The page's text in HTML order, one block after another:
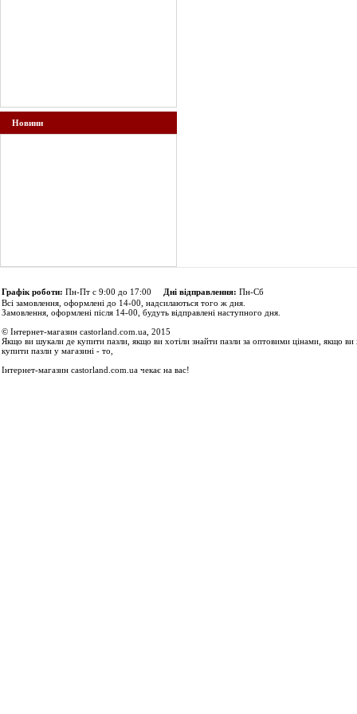
Новини
Графік роботи: Пн-Пт с 9:00 до 17:00 Дні відправлення: Пн-Сб
Всі замовлення, оформлені до 14-00, надсилаються того ж дня.
Замовлення, оформлені після 14-00, будуть відправлені наступного дня.
© Інтернет-магазин castorland.com.ua, 2015
Якщо ви шукали де купити пазли, якщо ви хотіли знайти пазли за оптовими цінами, якщо ви
купити пазли у магазині - то,
Інтернет-магазин castorland.com.ua чекає на вас!